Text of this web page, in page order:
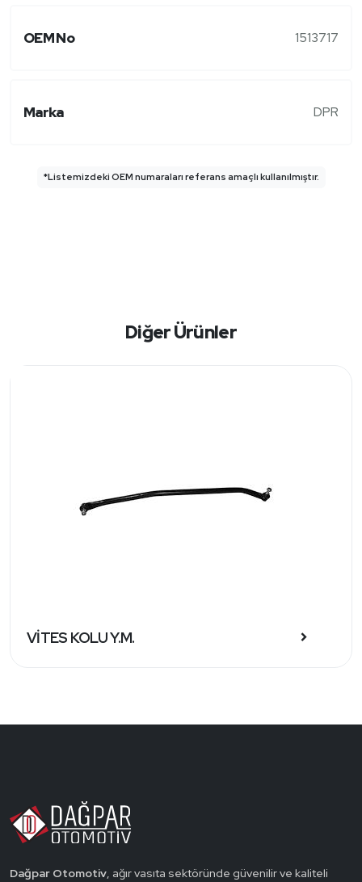
OEM No 1513717
Marka DPR
*Listemizdeki OEM numaraları referans amaçlı kullanılmıştır.
Diğer Ürünler
VİTES KOLU Y.M.
Dağpar Otomotiv, ağır vasıta sektöründe güvenilir ve kaliteli